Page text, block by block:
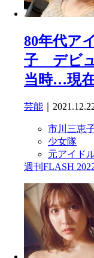
80年代ア
子 デビュ
当時…現
芸能 ｜
市川三恵
少女隊
元アイド
週刊FLASH